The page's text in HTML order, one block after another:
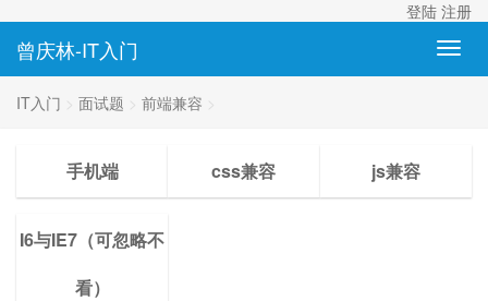
登陆 注册
曾庆林-IT入门
IT入门 > 面试题 > 前端兼容 >
手机端 css兼容 js兼容
I6与IE7（可忽略不
看）